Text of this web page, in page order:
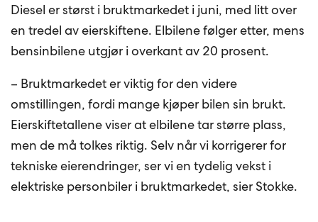
Diesel er størst i bruktmarkedet i juni, med litt over
en tredel av eierskiftene. Elbilene følger etter, mens
bensinbilene utgjør i overkant av 20 prosent.
– Bruktmarkedet er viktig for den videre
omstillingen, fordi mange kjøper bilen sin brukt.
Eierskiftetallene viser at elbilene tar større plass,
men de må tolkes riktig. Selv når vi korrigerer for
tekniske eierendringer, ser vi en tydelig vekst i
elektriske personbiler i bruktmarkedet, sier Stokke.